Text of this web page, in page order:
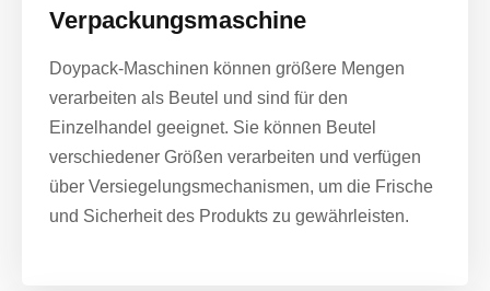
Verpackungsmaschine
Doypack-Maschinen können größere Mengen
verarbeiten als Beutel und sind für den
Einzelhandel geeignet. Sie können Beutel
verschiedener Größen verarbeiten und verfügen
über Versiegelungsmechanismen, um die Frische
und Sicherheit des Produkts zu gewährleisten.